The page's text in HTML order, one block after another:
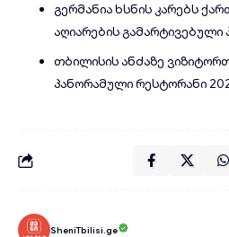
გერმანია ხსნის კარებს
აღიარების გამარტივებული
თბილისის ანძაზე
პანორამული რესტორანი
SheniTbilisi.ge